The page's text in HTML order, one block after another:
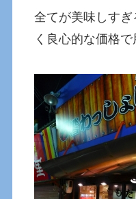
全てが美味しす
く良心的な価格で